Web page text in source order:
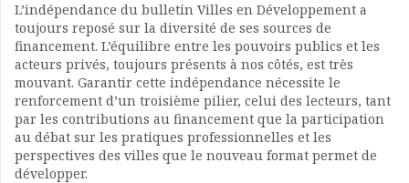
L’indépendance du bulletin Villes en Développement a
toujours reposé sur la diversité de ses sources de
financement. L’équilibre entre les pouvoirs publics et les
acteurs privés, toujours présents à nos côtés, est très
mouvant. Garantir cette indépendance nécessite le
renforcement d’un troisième pilier, celui des lecteurs, tant
par les contributions au financement que la participation
au débat sur les pratiques professionnelles et les
perspectives des villes que le nouveau format permet de
développer.